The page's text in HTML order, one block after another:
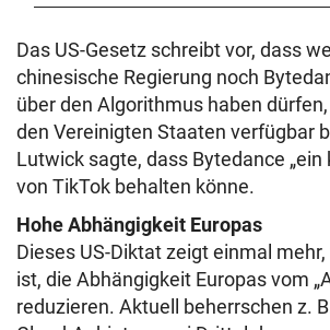
Das US-Gesetz schreibt vor, dass
chinesische Regierung noch
über den Algorithmus haben
den Vereinigten Staaten verfügbar
Lutwick sagte, dass Bytedance „ein
von TikTok behalten könne.
Hohe Abhängigkeit Europas
Dieses US-Diktat zeigt einmal
ist, die Abhängigkeit Europas vom
reduzieren. Aktuell beherrschen z.